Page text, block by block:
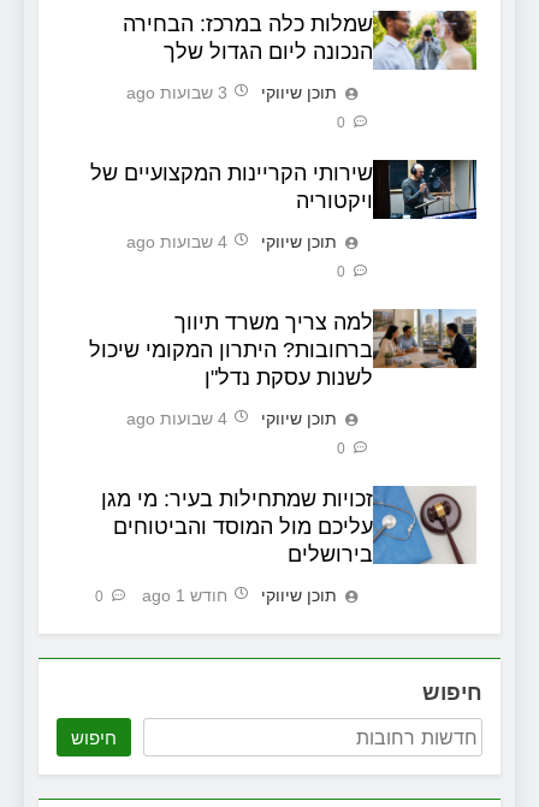
שמלות כלה במרכז: הבחירה
הנכונה ליום הגדול שלך
תוכן שיווקי 3 שבועות ago
0
שירותי הקריינות המקצועיים של
ויקטוריה
תוכן שיווקי 4 שבועות ago
0
למה צריך משרד תיווך
ברחובות? היתרון המקומי שיכול
לשנות עסקת נדל"ן
תוכן שיווקי 4 שבועות ago
0
זכויות שמתחילות בעיר: מי מגן
עליכם מול המוסד והביטוחים
בירושלים
תוכן שיווקי חודש 1 ago 0
חיפוש
חיפוש